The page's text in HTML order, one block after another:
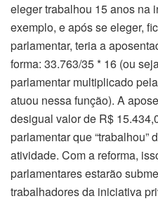
eleger trabalhou 15 anos na
exemplo, e após se eleger,
parlamentar, teria a
forma: 33.763/35 * 16 (ou
parlamentar multiplicado
atuou nessa função). A
desigual valor de R$
parlamentar que “trabalhou”
atividade. Com a reforma,
parlamentares estarão
trabalhadores da iniciativa